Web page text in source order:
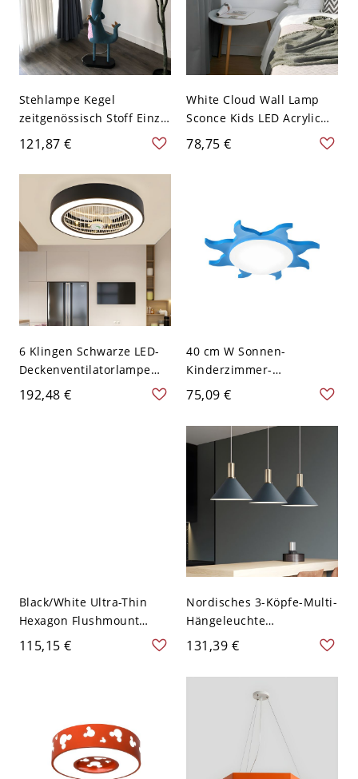
Stehlampe Kegel
zeitgenössisch Stoff Einzel
Blau stehendes Licht mit
Dinosaurier-Sockel - 110V-
120V Blau
121,87 €
White Cloud Wall Lamp
Sconce Kids LED Acrylic
Wall Mount Lighting in
Warm/White Light for
78,75 €
6 Klingen Schwarze LED-
Deckenventilatorlampe
Zeitgenössische
Metalltrommel
192,48 €
40 cm W Sonnen-
Kinderzimmer-
Deckenleuchte Acryl LED
Deckenleuchte in Blau,
Weißes Licht
75,09 €
Black/White Ultra-Thin
Hexagon Flushmount
Macaroon 12"/16"/19.5"
Wide LED Metal Ceiling
Weißlicht
115,15 €
Nordisches 3-Köpfe-Multi-
Hängeleuchte
Dunkelblaue konische
Schatten-
Suspensionslampe mit
Metall - 110V-120V
131,39 €